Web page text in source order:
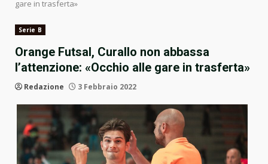
gare in trasferta»
Serie B
Orange Futsal, Curallo non abbassa
l’attenzione: «Occhio alle gare in trasferta»
Redazione 3 Febbraio 2022